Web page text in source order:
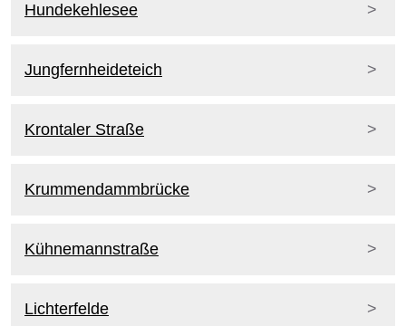
Hundekehlesee
Jungfernheideteich
Krontaler Straße
Krummendammbrücke
Kühnemannstraße
Lichterfelde